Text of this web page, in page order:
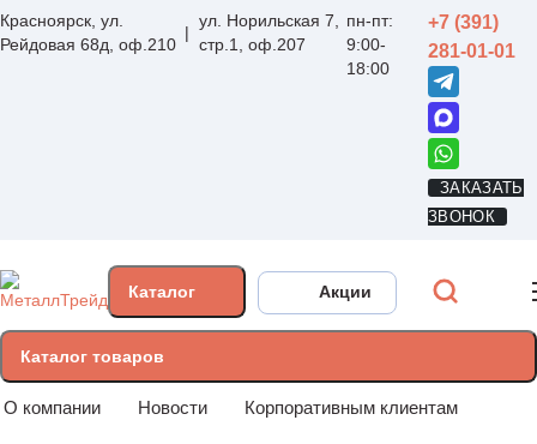
Красноярск, ул.
Рейдовая 68д, оф.210
ул. Норильская 7,
стр.1, оф.207
пн-пт:
9:00-
18:00
+7 (391)
281-01-01
ЗАКАЗАТЬ
ЗВОНОК
Каталог Акции
Каталог товаров
О компании Новости Корпоративным клиентам